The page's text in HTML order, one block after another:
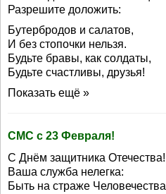
Разрешите доложить:
Бутербродов и салатов,
И без стопочки нельзя.
Будьте бравы, как солдаты,
Будьте счастливы, друзья!
Показать ещё »
СМС с 23 Февраля!
С Днём защитника Отечества!
Ваша служба нелегка:
Быть на страже Человечества